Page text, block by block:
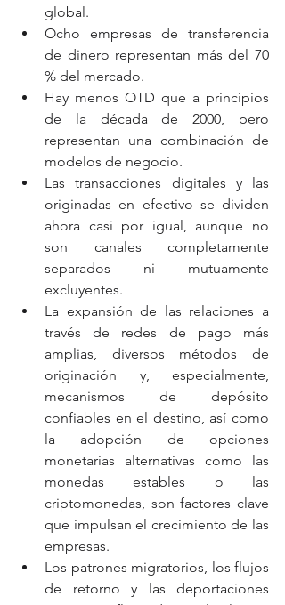
global.
Ocho empresas de transferencia
de dinero representan más del 70
% del mercado.
Hay menos OTD que a principios
de la década de 2000, pero
representan una combinación de
modelos de negocio.
Las transacciones digitales y las
originadas en efectivo se dividen
ahora casi por igual, aunque no
son canales completamente
separados ni mutuamente
excluyentes.
La expansión de las relaciones a
través de redes de pago más
amplias, diversos métodos de
originación y, especialmente,
mecanismos de depósito
confiables en el destino, así como
la adopción de opciones
monetarias alternativas como las
monedas estables o las
criptomonedas, son factores clave
que impulsan el crecimiento de las
empresas.
Los patrones migratorios, los flujos
de retorno y las deportaciones